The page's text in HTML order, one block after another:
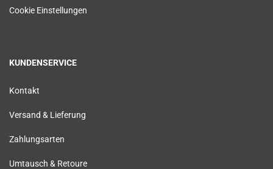
Cookie Einstellungen
KUNDENSERVICE
Kontakt
Versand & Lieferung
Zahlungsarten
Umtausch & Retoure